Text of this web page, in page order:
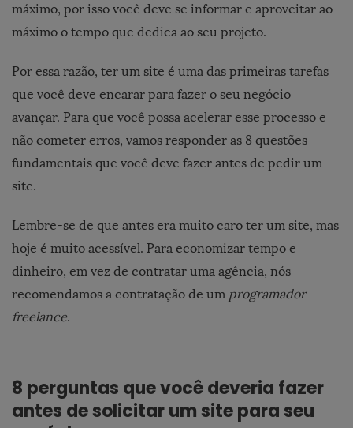
máximo, por isso você deve se informar e aproveitar ao
máximo o tempo que dedica ao seu projeto.
Por essa razão, ter um site é uma das primeiras tarefas
que você deve encarar para fazer o seu negócio
avançar. Para que você possa acelerar esse processo e
não cometer erros, vamos responder as 8 questões
fundamentais que você deve fazer antes de pedir um
site.
Lembre-se de que antes era muito caro ter um site, mas
hoje é muito acessível. Para economizar tempo e
dinheiro, em vez de contratar uma agência, nós
recomendamos a contratação de um programador
freelance.
8 perguntas que você deveria fazer
antes de solicitar um site para seu